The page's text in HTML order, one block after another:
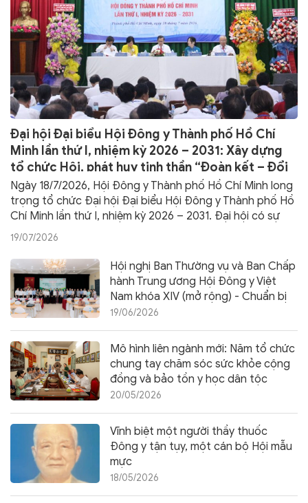
Đại hội Đại biểu Hội Đông y Thành phố Hồ Chí
Minh lần thứ I, nhiệm kỳ 2026 – 2031: Xây dựng
tổ chức Hội, phát huy tinh thần “Đoàn kết – Đổi
mới – Kế thừa – Phát triển”
Ngày 18/7/2026, Hội Đông y Thành phố Hồ Chí Minh long
trọng tổ chức Đại hội Đại biểu Hội Đông y Thành phố Hồ
Chí Minh lần thứ I, nhiệm kỳ 2026 – 2031. Đại hội có sự
tham dự của 150 đại biểu chính thức, đại diện cho hơn
3.000 hội viên Hội Đông y Thành phố Hồ Chí Minh.
19/07/2026
Hội nghị Ban Thường vụ và Ban Chấp
hành Trung ương Hội Đông y Việt
Nam khóa XIV (mở rộng) - Chuẩn bị
toàn diện cho Đại hội lần thứ XV và
Hội
19/06/2026
Mô hình liên ngành mới: Năm tổ chức
chung tay chăm sóc sức khỏe cộng
đồng và bảo tồn y học dân tộc
20/05/2026
Vĩnh biệt một người thầy thuốc
Đông y tận tụy, một cán bộ Hội mẫu
mực
18/05/2026